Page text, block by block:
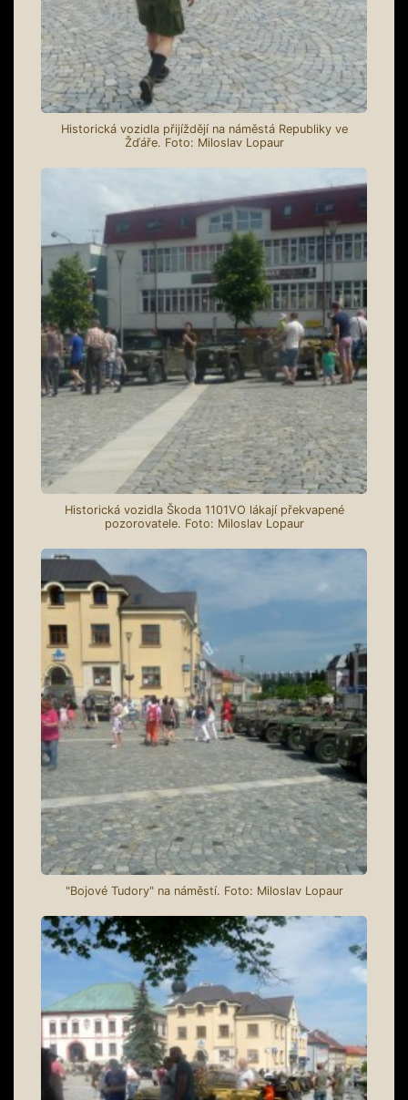
Historická vozidla přijíždějí na náměstá Republiky ve
Žďáře. Foto: Miloslav Lopaur
Historická vozidla Škoda 1101VO lákají překvapené
pozorovatele. Foto: Miloslav Lopaur
"Bojové Tudory" na náměstí. Foto: Miloslav Lopaur